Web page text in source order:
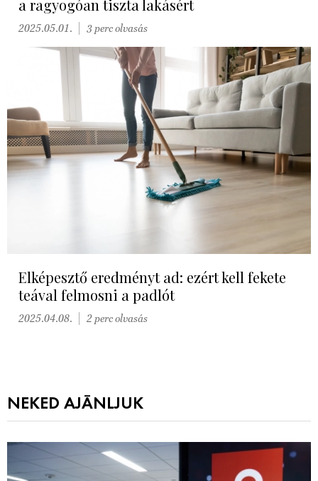
a ragyogóan tiszta lakásért
2025.05.01. 3 perc olvasás
Elképesztő eredményt ad: ezért kell fekete
teával felmosni a padlót
2025.04.08. 2 perc olvasás
NEKED AJÁNLJUK